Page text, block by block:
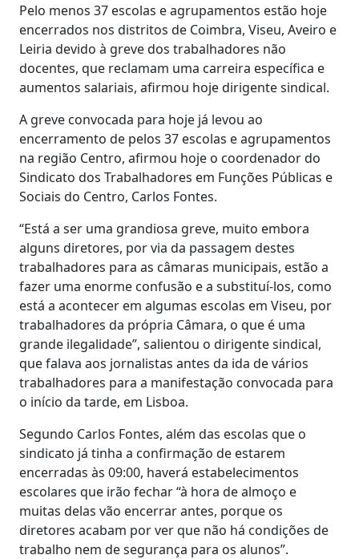
Pelo menos 37 escolas e agrupamentos estão hoje
encerrados nos distritos de Coimbra, Viseu, Aveiro e
Leiria devido à greve dos trabalhadores não
docentes, que reclamam uma carreira específica e
aumentos salariais, afirmou hoje dirigente sindical.
A greve convocada para hoje já levou ao
encerramento de pelos 37 escolas e agrupamentos
na região Centro, afirmou hoje o coordenador do
Sindicato dos Trabalhadores em Funções Públicas e
Sociais do Centro, Carlos Fontes.
“Está a ser uma grandiosa greve, muito embora
alguns diretores, por via da passagem destes
trabalhadores para as câmaras municipais, estão a
fazer uma enorme confusão e a substituí-los, como
está a acontecer em algumas escolas em Viseu, por
trabalhadores da própria Câmara, o que é uma
grande ilegalidade”, salientou o dirigente sindical,
que falava aos jornalistas antes da ida de vários
trabalhadores para a manifestação convocada para
o início da tarde, em Lisboa.
Segundo Carlos Fontes, além das escolas que o
sindicato já tinha a confirmação de estarem
encerradas às 09:00, haverá estabelecimentos
escolares que irão fechar “à hora de almoço e
muitas delas vão encerrar antes, porque os
diretores acabam por ver que não há condições de
trabalho nem de segurança para os alunos”.